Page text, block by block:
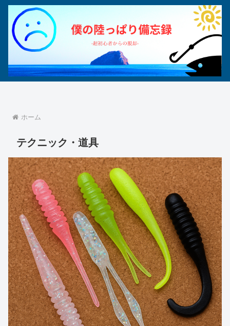
ホーム
テクニック・道具